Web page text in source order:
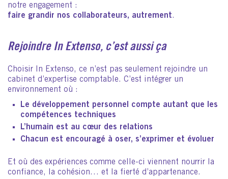
notre engagement :
faire grandir nos collaborateurs, autrement.
Rejoindre In Extenso, c’est aussi ça
Choisir In Extenso, ce n’est pas seulement rejoindre un
cabinet d’expertise comptable. C’est intégrer un
environnement où :
Le développement personnel
compte autant que les
compétences techniques
L’humain est au cœur des relations
Chacun est encouragé à oser, s’exprimer et évoluer
Et où des expériences comme celle-ci viennent nourrir la
confiance, la cohésion… et la fierté d’appartenance.